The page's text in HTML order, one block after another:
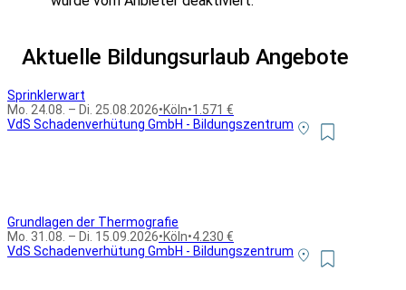
Aktuelle Bildungsurlaub Angebote
Sprinklerwart
Mo. 24.08. – Di. 25.08.2026•Köln•1.571 €
VdS Schadenverhütung GmbH - Bildungszentrum
Grundlagen der Thermografie
Mo. 31.08. – Di. 15.09.2026•Köln•4.230 €
VdS Schadenverhütung GmbH - Bildungszentrum